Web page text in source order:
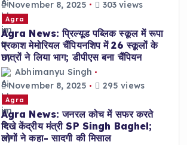
November 8, 2025
303 views
Agra
Agra News: प्रिल्यूड पब्लिक स्कूल में रूपा
प्रकाश मेमोरियल चैंपियनशिप में 26 स्कूलों के
छात्रों ने लिया भाग; डीपीएस बना चैंपियन
Abhimanyu Singh
November 8, 2025
295 views
Agra
Agra News: जनरल कोच में सफर करते
दिखे केंद्रीय मंत्री SP Singh Baghel;
लोगों ने कहा- सादगी की मिसाल